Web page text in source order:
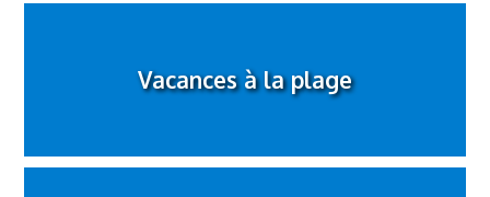
Vacances à la plage